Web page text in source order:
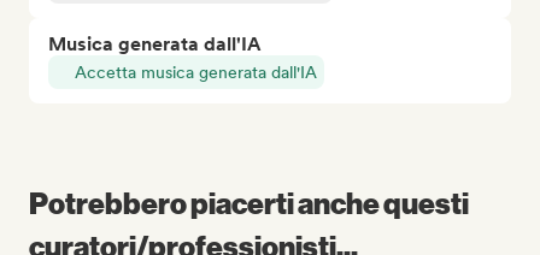
Musica generata dall'IA
Accetta musica generata dall'IA
Potrebbero piacerti anche questi
curatori/professionisti...